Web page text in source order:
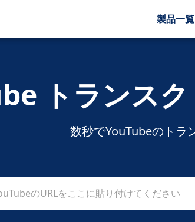
製品一覧
トランス
数秒でYouTubeのトラ